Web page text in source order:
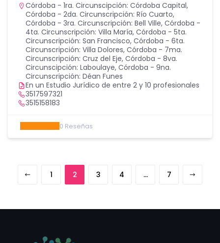
Córdoba - 1ra. Circunscipción: Córdoba Capital,
Córdoba - 2da. Circunscripción: Río Cuarto,
Córdoba - 3ra. Circunscripción: Bell Ville, Córdoba -
4ta. Circunscripción: Villa María, Córdoba - 5ta.
Circunscripción: San Francisco, Córdoba - 6ta.
Circunscripción: Villa Dolores, Córdoba - 7ma.
Circunscripción: Cruz del Eje, Córdoba - 8va.
Circunscipción: Laboulaye, Córdoba - 9na.
Circunscripción: Déan Funes
En un Estudio Jurídico de entre 2 y 10 profesionales
3517597321
3515158183
0 Reseñas
1 2 3 4 … 7